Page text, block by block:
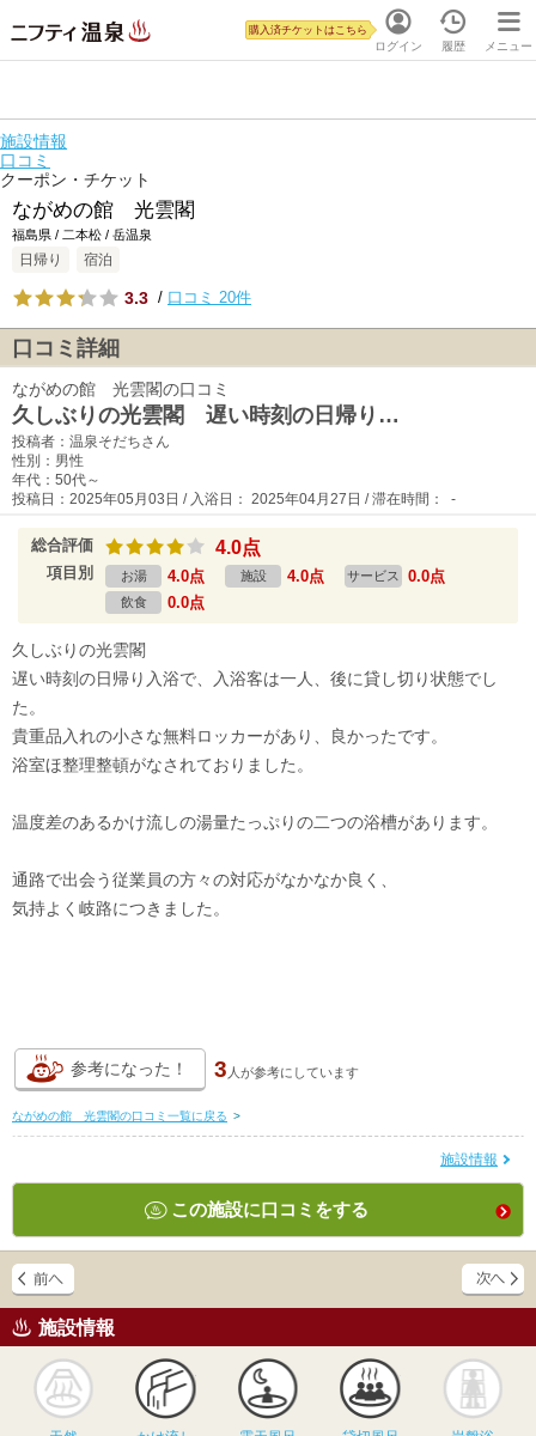
ログイン
購入済チケットはこちら
履歴 メニュー
施設情報
口コミ
クーポン・チケット
ながめの館 光雲閣
福島県 / 二本松 / 岳温泉
日帰り 宿泊
3.3 / 口コミ 20件
口コミ詳細
ながめの館 光雲閣の口コミ
久しぶりの光雲閣 遅い時刻の日帰り…
投稿者：温泉そだちさん
性別：男性
年代：50代～
投稿日：2025年05月03日 / 入浴日： 2025年04月27日 / 滞在時間： -
総合評価 4.0点
項目別 お湯 4.0点 施設 4.0点 サービス 0.0点
飲食 0.0点
久しぶりの光雲閣
遅い時刻の日帰り入浴で、入浴客は一人、後に貸し切り状態でし
た。
貴重品入れの小さな無料ロッカーがあり、良かったです。
浴室ほ整理整頓がなされておりました。
温度差のあるかけ流しの湯量たっぷりの二つの浴槽があります。
通路で出会う従業員の方々の対応がなかなか良く、
気持よく岐路につきました。
参考になった！ 3 人が参考にしています
ながめの館 光雲閣の口コミ一覧に戻る >
施設情報
この施設に口コミをする
施設情報
かけ流し 露天風呂 貸切風呂